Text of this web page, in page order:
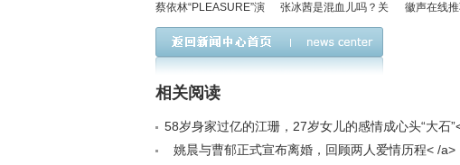
蔡依林“PLEASURE”演
唱会：震撼心灵的艺术
盛宴，引领未来音乐新
张冰茜是混血儿吗？关
之琳母亲张冰茜最近照
徽声在线
相关阅读
58岁身家过亿的江珊，27岁女儿的感情成心头“大石
/a> 姚晨与曹郁正式宣布离婚，回顾两人爱情历程< /a>